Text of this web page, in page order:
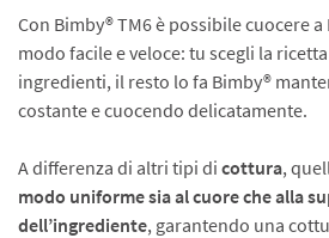
Con Bimby® TM6 è possibile cuocere
modo facile e veloce: tu scegli la
ingredienti, il resto lo fa Bimby®
costante e cuocendo delicatamente.
A differenza di altri tipi di cottura,
modo uniforme sia al cuore che alla
dell’ingrediente, garantendo una